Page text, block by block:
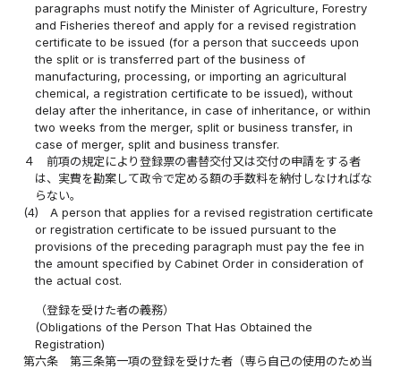
paragraphs must notify the Minister of Agriculture, Forestry
and Fisheries thereof and apply for a revised registration
certificate to be issued (for a person that succeeds upon
the split or is transferred part of the business of
manufacturing, processing, or importing an agricultural
chemical, a registration certificate to be issued), without
delay after the inheritance, in case of inheritance, or within
two weeks from the merger, split or business transfer, in
case of merger, split and business transfer.
４
前項の規定により登録票の書替交付又は交付の申請をする者
は、実費を勘案して政令で定める額の手数料を納付しなければな
らない。
(4)
A person that applies for a revised registration certificate
or registration certificate to be issued pursuant to the
provisions of the preceding paragraph must pay the fee in
the amount specified by Cabinet Order in consideration of
the actual cost.
（登録を受けた者の義務）
(Obligations of the Person That Has Obtained the
Registration)
第六条
第三条第一項の登録を受けた者（専ら自己の使用のため当